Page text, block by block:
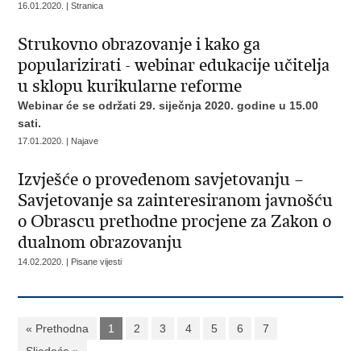
16.01.2020. | Stranica
Strukovno obrazovanje i kako ga
popularizirati - webinar edukacije učitelja
u sklopu kurikularne reforme
Webinar će se održati 29. siječnja 2020. godine u 15.00
sati.
17.01.2020. | Najave
Izvješće o provedenom savjetovanju –
Savjetovanje sa zainteresiranom javnošću
o Obrascu prethodne procjene za Zakon o
dualnom obrazovanju
14.02.2020. | Pisane vijesti
« Prethodna 1 2 3 4 5 6
7